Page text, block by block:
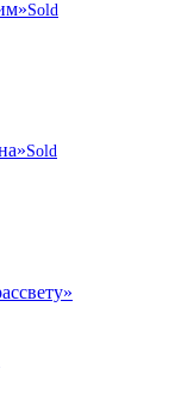
Sold
Sold